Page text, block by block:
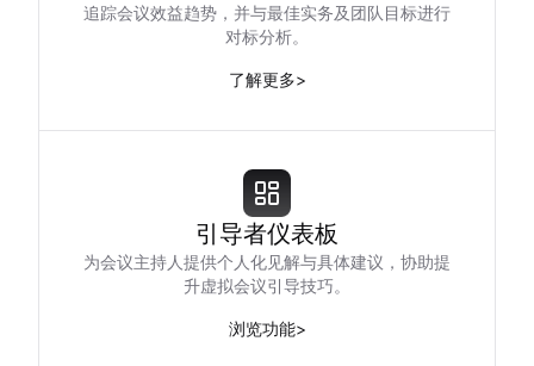
追踪会议效益趋势，并与最佳实务及团队目标进行
对标分析。
了解更多>
引导者仪表板
为会议主持人提供个人化见解与具体建议，协助提
升虚拟会议引导技巧。
浏览功能>